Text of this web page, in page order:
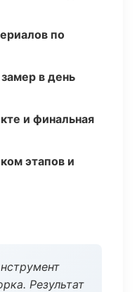
по
в день
и финальная
этапов и
Результат